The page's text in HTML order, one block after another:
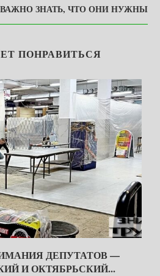
ЗНАТЬ, ЧТО ОНИ НУЖНЫ
ПОНРАВИТЬСЯ
ДЕПУТАТОВ —
И ОКТЯБРЬСКИЙ...